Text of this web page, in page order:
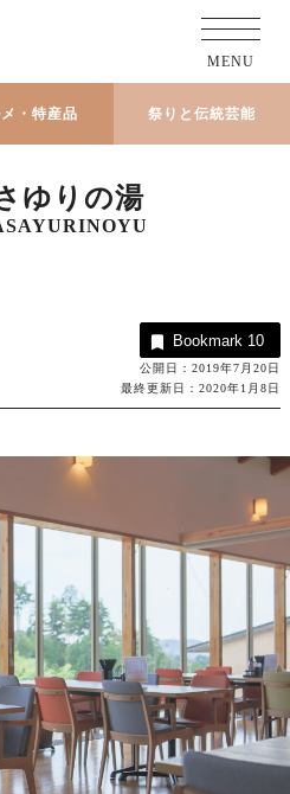
・特産品 祭りと伝統芸能
MENU
ゆりの湯
Bookmark 10
公開日：2019年7月20日
最終更新日：2020年1月8日